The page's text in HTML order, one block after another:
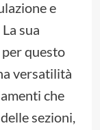
e
sua
questo
versatilità
che
sezioni,